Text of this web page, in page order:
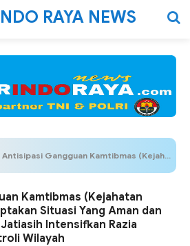
RAYA NEWS
Antisipasi Gangguan Kamtibmas (Kejahatan Jalanan) Untuk Ciptakan Situasi Yang Aman dan Kondusif, Polsek Jatiasih Intensifkan Razia Stasioner dan Patroli Wilayah
Kamtibmas (Kejahatan
Situasi Yang Aman dan
Intensifkan Razia
Wilayah